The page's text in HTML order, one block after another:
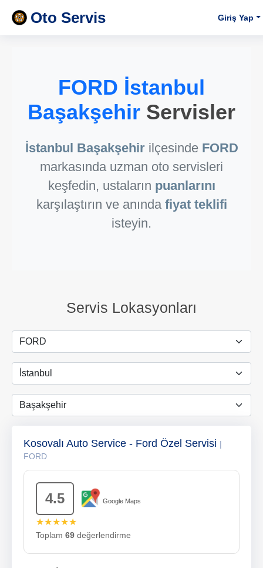
Oto Servis Giriş Yap
FORD İstanbul
Başakşehir Servisler
İstanbul Başakşehirilçesinde FORD
markasında uzman oto servisleri
keşfedin, ustaların puanlarını
karşılaştırın ve anında fiyat teklifi
isteyin.
Servis Lokasyonları
Kosovalı Auto Service - Ford Özel Servisi |
FORD
4.5 Google Maps
★★★★★
Toplam 69 değerlendirme